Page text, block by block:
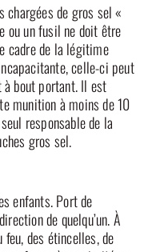
chargées de gros sel «
ou un fusil ne doit être
cadre de la légitime
celle-ci peut
à bout portant. Il est
munition à moins de 10
responsable de la
gros sel.
enfants. Port de
de quelqu’un. À
feu, des étincelles, de